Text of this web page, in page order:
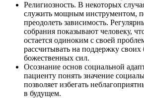
Религиозность. В некоторых
служить мощным инструментом,
преодолеть зависимость.
собрания показывают человеку,
остается одиноким с своей
рассчитывать на поддержку своих
божественных сил.
Осознание основ социальной
пациенту понять значение
позволяет избегать
в будущем.